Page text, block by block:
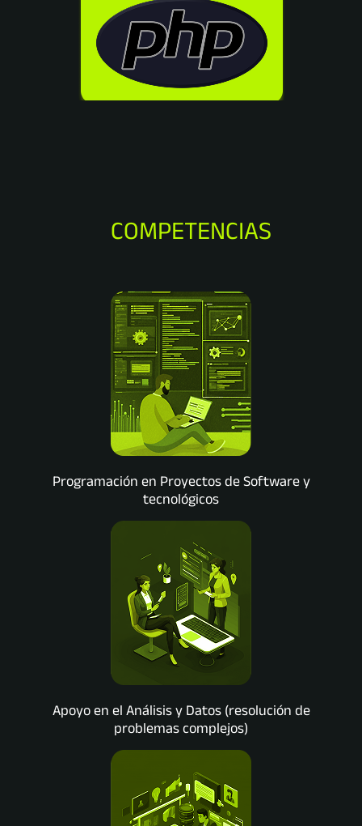
COMPETENCIAS
Programación en Proyectos de Software y
tecnológicos
Apoyo en el Análisis y Datos (resolución de
problemas complejos)